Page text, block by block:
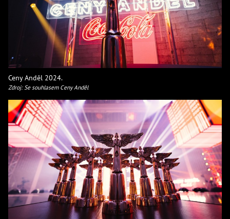
Ceny Anděl 2024.
Zdroj: Se souhlasem Ceny Anděl